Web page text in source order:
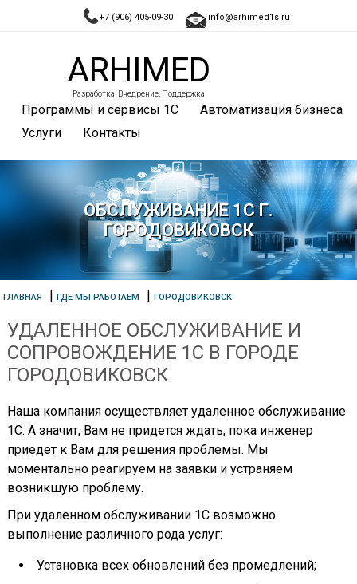
+7 (906) 405-09-30 info@arhimed1s.ru
ARHIMED
Разработка, Внедрение, Поддержка
Программы и сервисы 1С
Автоматизация бизнеса
Услуги
Контакты
ОБСЛУЖИВАНИЕ 1С Г.
ГОРОДОВИКОВСК
ГЛАВНАЯ |ГДЕ МЫ РАБОТАЕМ |ГОРОДОВИКОВСК
УДАЛЕННОЕ ОБСЛУЖИВАНИЕ И
СОПРОВОЖДЕНИЕ 1С В ГОРОДЕ
ГОРОДОВИКОВСК
Наша компания осуществляет удаленное обслуживание
1С. А значит, Вам не придется ждать, пока инженер
приедет к Вам для решения проблемы. Мы
моментально реагируем на заявки и устраняем
возникшую проблему.
При удаленном обслуживании 1С возможно
выполнение различного рода услуг:
Установка всех обновлений без промедлений;